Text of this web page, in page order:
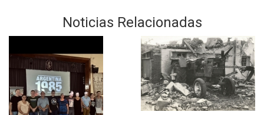
Noticias Relacionadas